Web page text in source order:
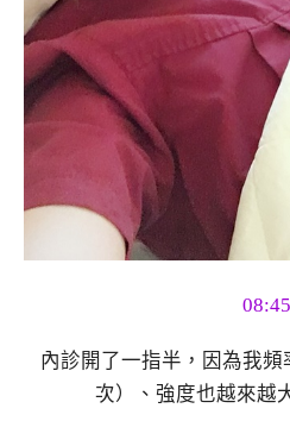
08:45
內診開了一指半，因為我
次）、強度也越來越